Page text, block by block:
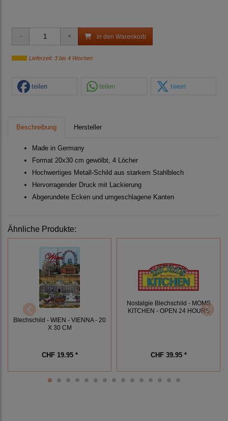
in den Warenkorb
Lieferzeit: 3 bis 4 Wochen
teilen teilen tweet
Beschreibung Hersteller
Made in Germany
Format 20x30 cm gewölbt, 4 Löcher
Hochwertiges Metall-Schild aus starkem Stahlblech
Hervorragender Druck mit Lackierung
Abgerundete Ecken und umgeschlagene Kanten
Ähnliche Produkte:
Blechschild - WIEN - VIENNA - 20
X 30 CM
CHF 19.95 *
Nostalgie Blechschild - MOMS
KITCHEN - OPEN 24 HOURS
CHF 39.95 *